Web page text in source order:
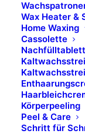
Wax Heater &
Home Waxing
Cassolette
Körperpeeling
Peel & Care
Schritt für
Profi-
ART. 0030242